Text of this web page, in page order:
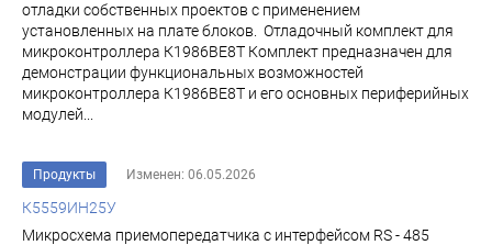
отладки собственных проектов с применением
установленных на плате блоков. Отладочный комплект для
микроконтроллера К1986ВЕ8Т Комплект предназначен для
демонстрации функциональных возможностей
микроконтроллера К1986ВЕ8Т и его основных периферийных
модулей...
Продукты Изменен: 06.05.2026
К5559ИН25У
Микросхема приемопередатчика с интерфейсом RS - 485